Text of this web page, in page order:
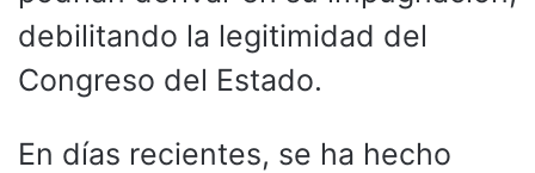
debilitando la legitimidad del
Congreso del Estado.
En días recientes, se ha hecho